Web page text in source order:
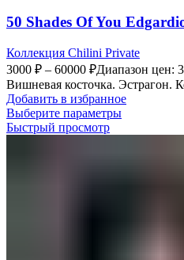
50 Shades Of You
Коллекция Chilini Private
3000 ₽ – 60000 ₽Диапазон цен:
Вишневая косточка. Эстрагон.
Добавить в избранное
Выберите параметры
Быстрый просмотр